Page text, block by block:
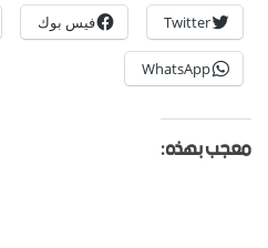
Twitter فيس بوك
WhatsApp
معجب بهذه: